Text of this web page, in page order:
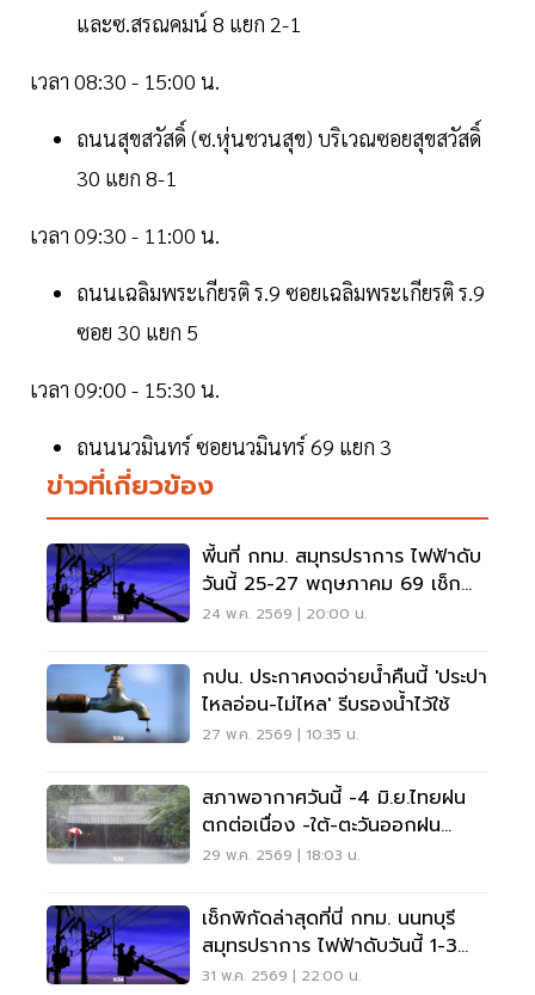
และซ.สรณคมน์ 8 แยก 2-1
เวลา 08:30 - 15:00 น.
ถนนสุขสวัสดิ์ (ซ.หุ่นชวนสุข) บริเวณซอยสุขสวัสดิ์
30 แยก 8-1
เวลา 09:30 - 11:00 น.
ถนนเฉลิมพระเกียรติ ร.9 ซอยเฉลิมพระเกียรติ ร.9
ซอย 30 แยก 5
เวลา 09:00 - 15:30 น.
ถนนนวมินทร์ ซอยนวมินทร์ 69 แยก 3
ข่าวที่เกี่ยวข้อง
พี้นที่ กทม. สมุทรปราการ ไฟฟ้าดับ
วันนี้ 25-27 พฤษภาคม 69 เช็ก
พิกัดที่นี่
24 พ.ค. 2569 | 20:00 น.
กปน. ประกาศงดจ่ายน้ำคืนนี้ 'ประปา
ไหลอ่อน-ไม่ไหล' รีบรองน้ำไว้ใช้
27 พ.ค. 2569 | 10:35 น.
สภาพอากาศวันนี้ -4 มิ.ย.ไทยฝน
ตกต่อเนื่อง -ใต้-ตะวันออกฝน
ตกหนักถึงหนักมาก
29 พ.ค. 2569 | 18:03 น.
เช็กพิกัดล่าสุดที่นี่ กทม. นนทบุรี
สมุทรปราการ ไฟฟ้าดับวันนี้ 1-3
มิ.ย. 69
31 พ.ค. 2569 | 22:00 น.